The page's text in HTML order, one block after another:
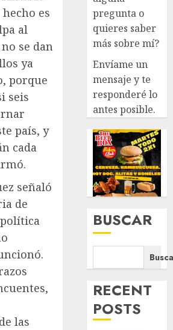
es
al
se dan
ya
porque
seis
país, y
cada
señaló
de
las
pregunta o
quieres saber
más sobre mí?
Envíame un
mensaje y te
responderé lo
antes posible.
BUSCAR
RECENT
POSTS